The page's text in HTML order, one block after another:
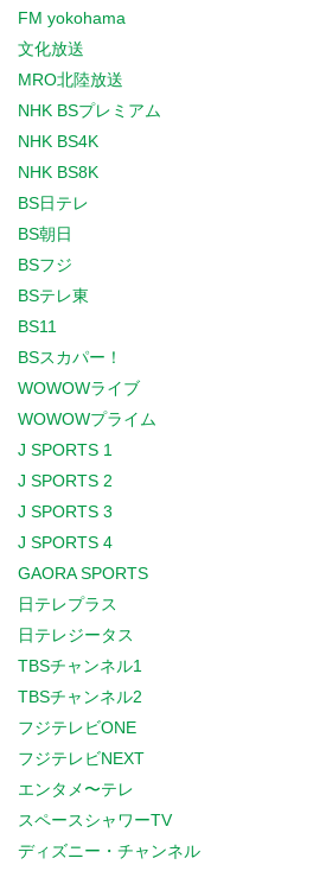
FM yokohama
文化放送
MRO北陸放送
NHK BSプレミアム
NHK BS4K
NHK BS8K
BS日テレ
BS朝日
BSフジ
BSテレ東
BS11
BSスカパー！
WOWOWライブ
WOWOWプライム
J SPORTS 1
J SPORTS 2
J SPORTS 3
J SPORTS 4
GAORA SPORTS
日テレプラス
日テレジータス
TBSチャンネル1
TBSチャンネル2
フジテレビONE
フジテレビNEXT
エンタメ〜テレ
スペースシャワーTV
ディズニー・チャンネル